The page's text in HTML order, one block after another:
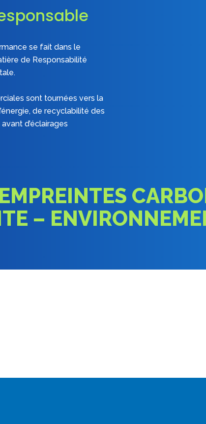
se fait dans le
de Responsabilité
sont tournées vers la
de recyclabilité des
d’éclairages
–